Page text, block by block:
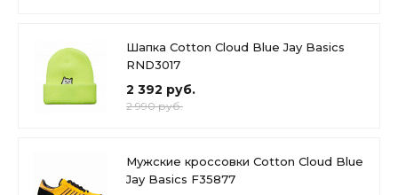
Шапка Cotton Cloud Blue Jay Basics
RND3017
2 392 руб.
2 990 руб.
Мужские кроссовки Cotton Cloud Blue
Jay Basics F35877